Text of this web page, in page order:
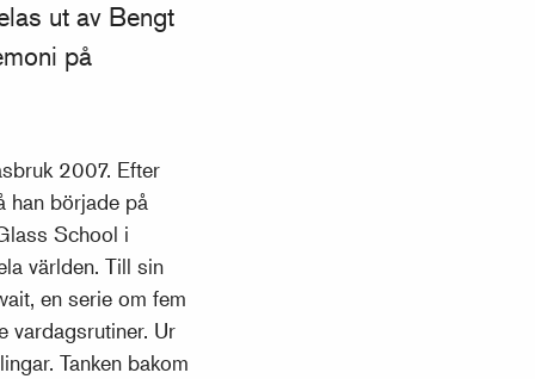
ut av Bengt
på
2007. Efter
han började på
School i
världen. Till sin
en serie om fem
vardagsrutiner. Ur
Tanken bakom